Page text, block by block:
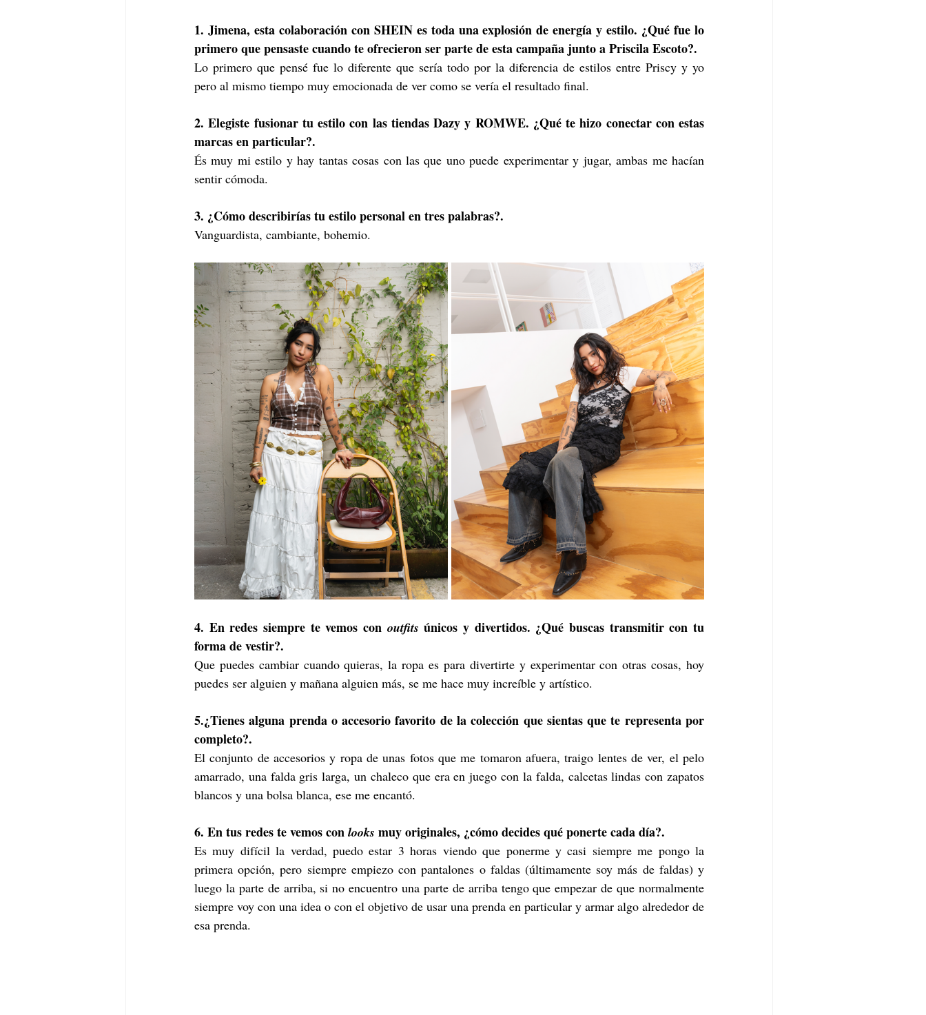
1. Jimena, esta colaboración con SHEIN es toda una explosión de energía y estilo. ¿Qué fue lo
primero que pensaste cuando te ofrecieron ser parte de esta campaña junto a Priscila Escoto?.
Lo primero que pensé fue lo diferente que sería todo por la diferencia de estilos entre Priscy y yo
pero al mismo tiempo muy emocionada de ver como se vería el resultado final.
2. Elegiste fusionar tu estilo con las tiendas Dazy y ROMWE. ¿Qué te hizo conectar con estas
marcas en particular?.
És muy mi estilo y hay tantas cosas con las que uno puede experimentar y jugar, ambas me hacían
sentir cómoda.
3. ¿Cómo describirías tu estilo personal en tres palabras?.
Vanguardista, cambiante, bohemio.
4. En redes siempre te vemos con outfits únicos y divertidos. ¿Qué buscas transmitir con tu
forma de vestir?.
Que puedes cambiar cuando quieras, la ropa es para divertirte y experimentar con otras cosas, hoy
puedes ser alguien y mañana alguien más, se me hace muy increíble y artístico.
5.¿Tienes alguna prenda o accesorio favorito de la colección que sientas que te representa por
completo?.
El conjunto de accesorios y ropa de unas fotos que me tomaron afuera, traigo lentes de ver, el pelo
amarrado, una falda gris larga, un chaleco que era en juego con la falda, calcetas lindas con zapatos
blancos y una bolsa blanca, ese me encantó.
6. En tus redes te vemos con looks muy originales, ¿cómo decides qué ponerte cada día?.
Es muy difícil la verdad, puedo estar 3 horas viendo que ponerme y casi siempre me pongo la
primera opción, pero siempre empiezo con pantalones o faldas (últimamente soy más de faldas) y
luego la parte de arriba, si no encuentro una parte de arriba tengo que empezar de que normalmente
siempre voy con una idea o con el objetivo de usar una prenda en particular y armar algo alrededor de
esa prenda.